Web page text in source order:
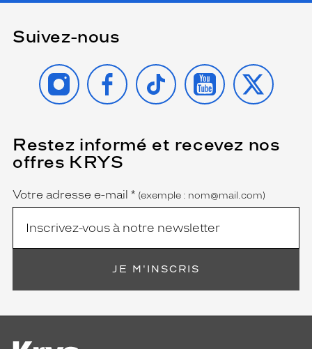
Suivez-nous
INSTAGRAMFACEBOOK
TIKTOK YOUTUBE
X
Restez informé et recevez nos
offres KRYS
Name
Votre adresse e-mail *
(Ce
champ
est
obligatoire)
(exemple : nom@mail.com)
JE M'INSCRIS